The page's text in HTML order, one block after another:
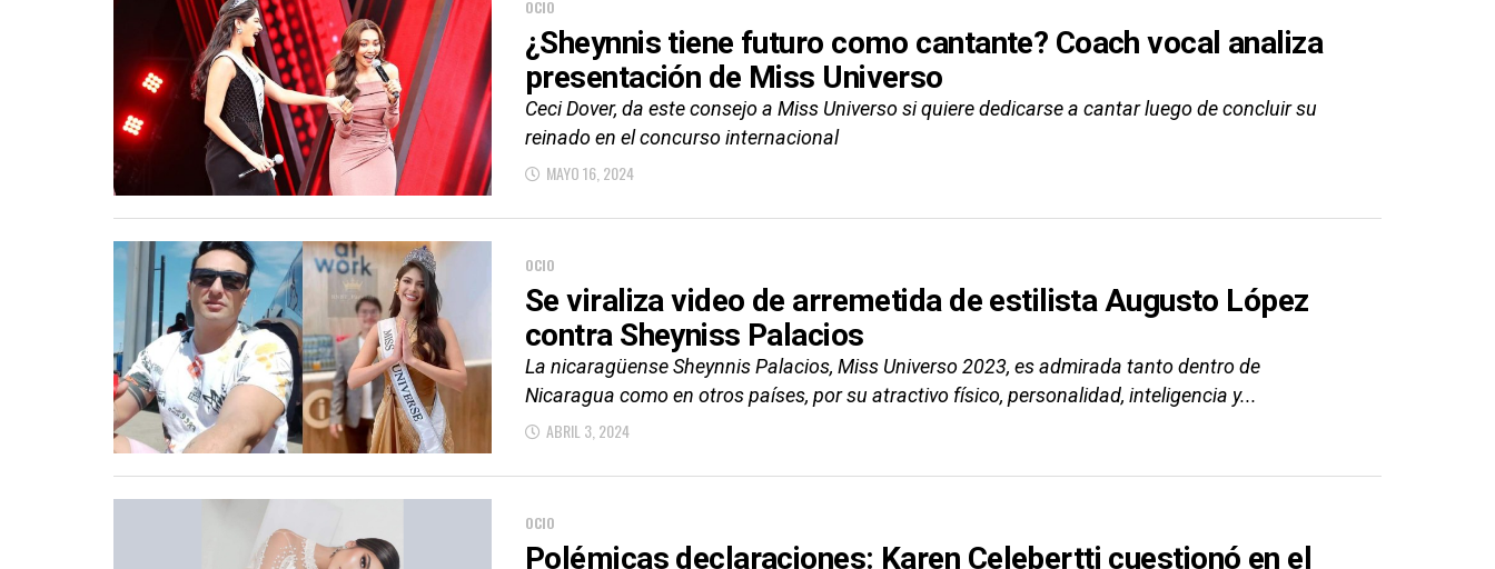
OCIO
¿Sheynnis tiene futuro como cantante? Coach vocal analiza
presentación de Miss Universo
Ceci Dover, da este consejo a Miss Universo si quiere dedicarse a cantar luego de concluir su
reinado en el concurso internacional
MAYO 16, 2024
OCIO
Se viraliza video de arremetida de estilista Augusto López
contra Sheyniss Palacios
La nicaragüense Sheynnis Palacios, Miss Universo 2023, es admirada tanto dentro de
Nicaragua como en otros países, por su atractivo físico, personalidad, inteligencia y...
ABRIL 3, 2024
OCIO
Polémicas declaraciones: Karen Celebertti cuestionó en el